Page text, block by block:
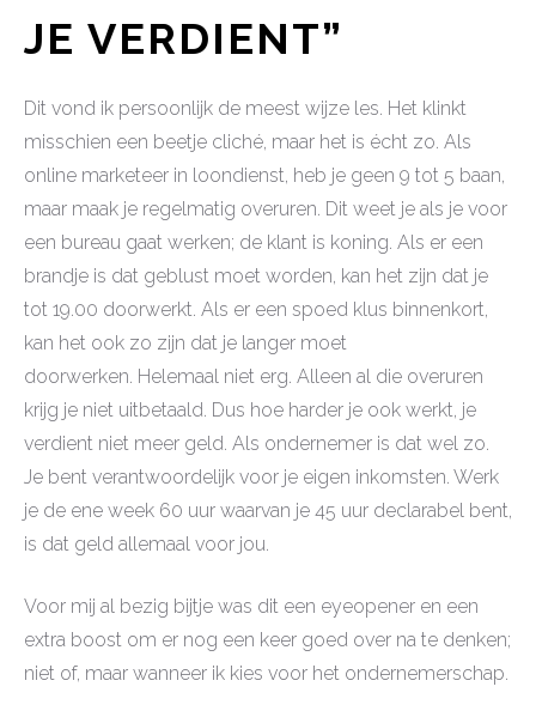
JE VERDIENT”
Dit vond ik persoonlijk de meest wijze les. Het klinkt
misschien een beetje cliché, maar het is écht zo. Als
online marketeer in loondienst, heb je geen 9 tot 5 baan,
maar maak je regelmatig overuren. Dit weet je als je voor
een bureau gaat werken; de klant is koning. Als er een
brandje is dat geblust moet worden, kan het zijn dat je
tot 19.00 doorwerkt. Als er een spoed klus binnenkort,
kan het ook zo zijn dat je langer moet
doorwerken. Helemaal niet erg. Alleen al die overuren
krijg je niet uitbetaald. Dus hoe harder je ook werkt, je
verdient niet meer geld. Als ondernemer is dat wel zo.
Je bent verantwoordelijk voor je eigen inkomsten. Werk
je de ene week 60 uur waarvan je 45 uur declarabel bent,
is dat geld allemaal voor jou.
Voor mij al bezig bijtje was dit een eyeopener en een
extra boost om er nog een keer goed over na te denken;
niet of, maar wanneer ik kies voor het ondernemerschap.